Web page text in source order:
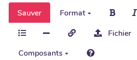
Sauver
Format
Fichier
Composants